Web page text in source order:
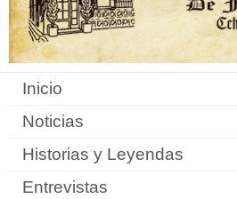
Inicio
Noticias
Historias y Leyendas
Entrevistas